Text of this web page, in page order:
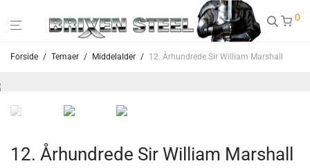
0
Forside / Temaer / Middelalder / 12. Århundrede Sir William Marshall
12. Århundrede Sir William Marshall